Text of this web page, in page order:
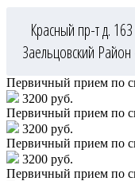
Красный пр-т д. 163
Заельцовский Район
Первичный прием по
3200 руб.
Первичный прием по
3200 руб.
Первичный прием по
3200 руб.
Первичный прием по